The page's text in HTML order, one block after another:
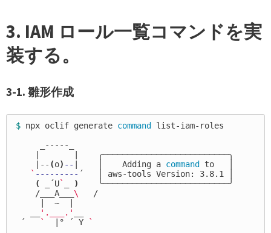
3. IAM ロール一覧コマンドを実
装する。
3-1. 雛形作成
$ npx oclif generate command list-iam-roles
     _-----_
    |       |    ╭──────────────────────────╮
    |--
(o) -- |    │    Adding a command to   │
` --------- ´   │ aws-tools Version: 3.8.1 │
(
_´U` )
    ╰──────────────────────────╯
    /___A___
\
  /
     |  ~  |
'.___.'
´
`
  |° ´ Y
`